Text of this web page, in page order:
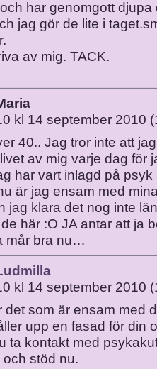
har genomgott djupa
jag gör de lite i
av mig. TACK.
kl 14 september 2010
40.. Jag tror inte att
av mig varje dag för
har vart inlagd på
är jag ensam med
jag klara det nog inte
här :O JA antar att ja
mår bra nu…
kl 14 september 2010
det som är ensam med
upp en fasad för din
ta kontakt med
stöd nu.